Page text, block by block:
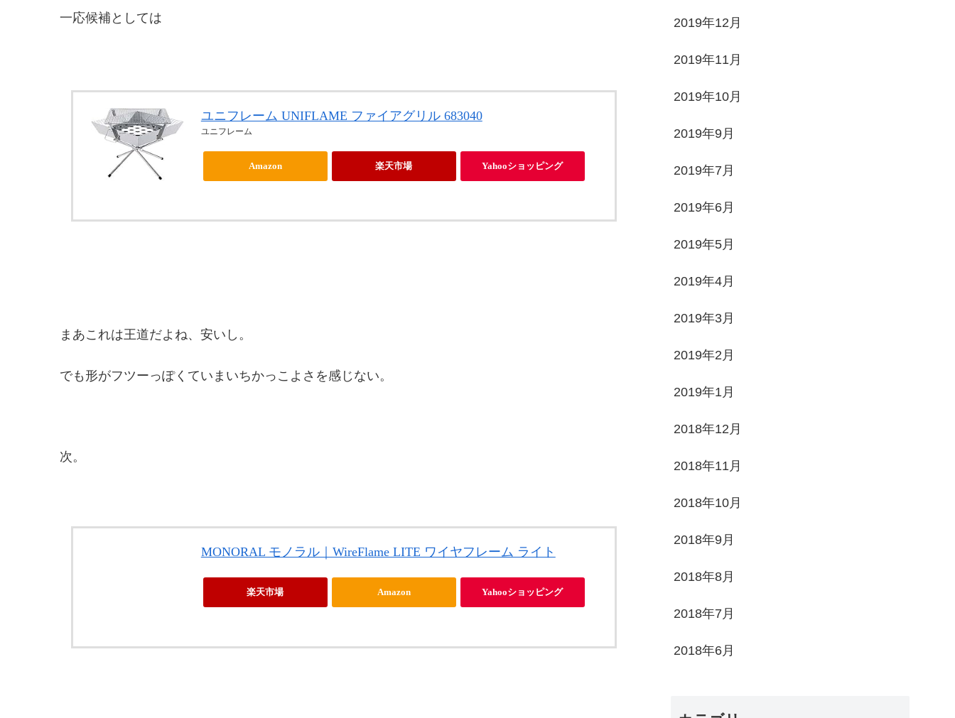
一応候補としては
ユニフレーム UNIFLAME ファイアグリル 683040
ユニフレーム
Amazon 楽天市場 Yahooショッピング
まあこれは王道だよね、安いし。
でも形がフツーっぽくていまいちかっこよさを感じない。
次。
MONORAL モノラル｜WireFlame LITE ワイヤフレーム ライト
楽天市場 Amazon Yahooショッピング
2019年12月
2019年11月
2019年10月
2019年9月
2019年7月
2019年6月
2019年5月
2019年4月
2019年3月
2019年2月
2019年1月
2018年12月
2018年11月
2018年10月
2018年9月
2018年8月
2018年7月
2018年6月